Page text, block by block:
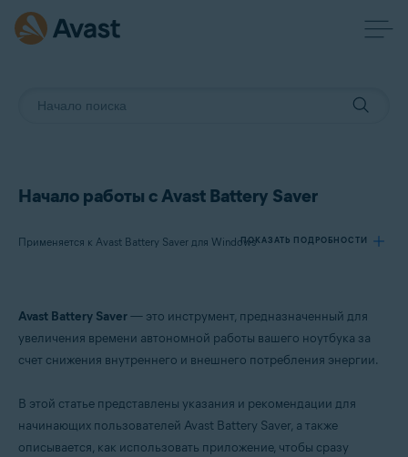
Начало работы с Avast Battery Saver
Применяется к Avast Battery Saver для WindowsПОКАЗАТЬ ПОДРОБНОСТИ
Продукты:
Avast Battery Saver 22.x для Windows
Microsoft Windows 11 Home / Pro / Enterprise / Education
разрядная версия
Microsoft Windows 8,1 / Pro / Enterprise — 32- или 64-разрядная версия
Avast Battery Saver— это инструмент, предназначенный для
увеличения времени автономной работы вашего ноутбука за
счет снижения внутреннего и внешнего потребления энергии.
В этой статье представлены указания и рекомендации для
начинающих пользователей Avast Battery Saver, а также
описывается, как использовать приложение, чтобы сразу